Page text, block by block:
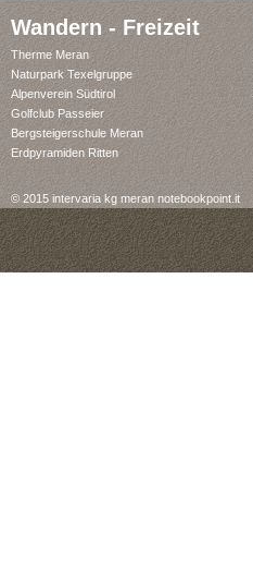
Wandern - Freizeit
Therme Meran
Naturpark Texelgruppe
Alpenverein Südtirol
Golfclub Passeier
Bergsteigerschule Meran
Erdpyramiden Ritten
© 2015 intervaria kg meran notebookpoint.it